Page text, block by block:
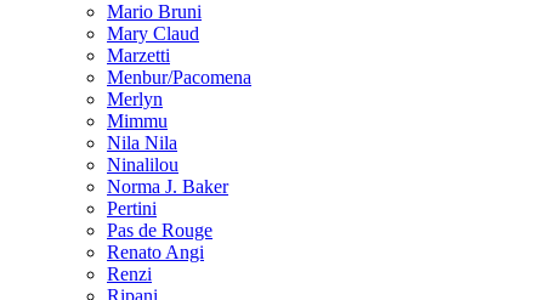
Mario Bruni
Mary Claud
Marzetti
Menbur/Pacomena
Merlyn
Mimmu
Nila Nila
Ninalilou
Norma J. Baker
Pertini
Pas de Rouge
Renato Angi
Renzi
Ripani